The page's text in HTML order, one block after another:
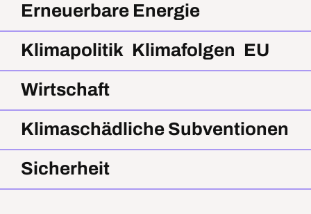
Erneuerbare Energie
Klimapolitik Klimafolgen EU
Wirtschaft
Klimaschädliche Subventionen
Sicherheit